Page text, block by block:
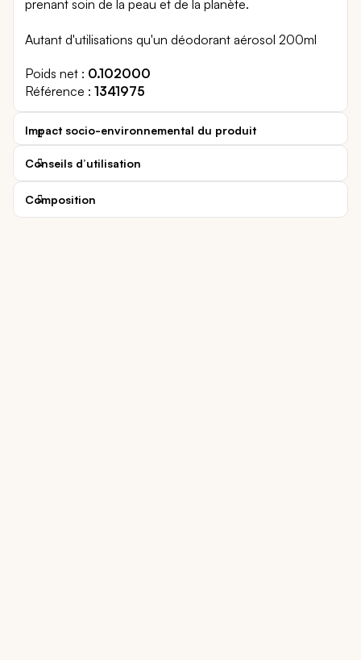
prenant soin de la peau et de la planète.
Autant d'utilisations qu'un déodorant aérosol 200ml
Poids net
0.102000
Référence
1341975
Impact socio-environnemental du produit
Conseils d’utilisation
Composition